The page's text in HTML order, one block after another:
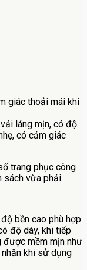
giác thoải mái khi
láng mịn, có độ
có cảm giác
trang phục công
sách vừa phải.
bền cao phù hợp
độ dày, khi tiếp
được mềm mịn như
khi sử dụng